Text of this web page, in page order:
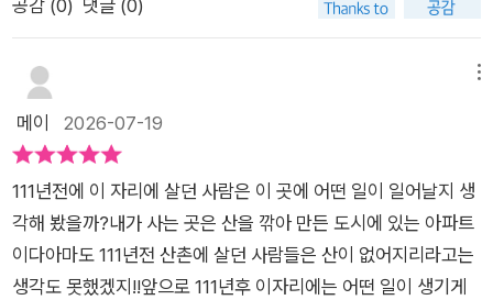
되어 꿈꾸던 모습으로 도시를 탈바꿈한다.놀이공원과 식물원을
연상시키는 도시의 일러스트가 그야말로 일품이니 꼭 책으로 직
접 보길 추천한다.​한편, 아빠 바시르는 할아버지가 되었는데도 여
전히 에디트 곁에서 도움을 주고 있었으며, 동네 아이들을 데리고
산책으르 다니며 에디트가 어렸을때처럼 재밌는 옛 이야기들을
해준다.오래 오래 시간이 흐르고 흘러, 에디트가 할머니가 되었는
데 어렸을 때 살던 마을 모습이 완전 달라졌다.난 이 부분부터는
얼마전에 읽은 SF 소설 '삼체' 가 생각이 났다.드라마로는 보지
지켜주는 것만이 아니었다그 속에서 아이는 꿈을 키웠고 훌륭한
어린 아들에게크고 멋진 삼나무를 가리키며 말했어요.'딱 1603
년 전에 여기서어떤 지구인 아빠가 어린 딸의 손을 잡았단다.'불
현듯 아이의 손을 잡고아이의 말에 보다 귀 기울이고아이의 말을
공감 (0) 댓글 (0)
메이 2026-07-19
111년전에 이 자리에 살던 사람은 이 곳에 어떤 일이 일어날지 생
각해 봤을까?내가 사는 곳은 산을 깎아 만든 도시에 있는 아파트
이다아마도 111년전 산촌에 살던 사람들은 산이 없어지리라고는
생각도 못했겠지!!앞으로 111년후 이자리에는 어떤 일이 생기게